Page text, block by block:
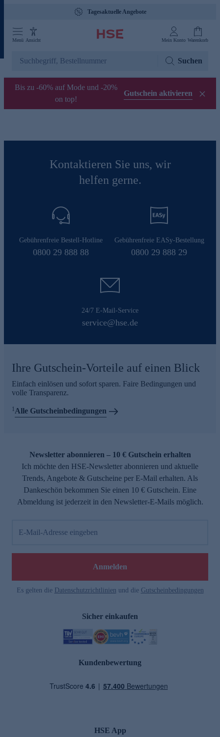
Tagesaktuelle Angebote
Menü Ansicht Mein Konto Warenkorb
Suchen
Bis zu -60% auf Mode und -20%
on top!
Gutschein aktivieren
Kontaktieren Sie uns, wir
helfen gerne.
Gebührenfreie Bestell-Hotline
0800 29 888 88
Gebührenfreie EASy-Bestellung
0800 29 888 29
24/7 E-Mail-Service
service@hse.de
Ihre Gutschein-Vorteile auf einen Blick
Einfach einlösen und sofort sparen. Faire Bedingungen und
volle Transparenz.
1Alle Gutscheinbedingungen
Newsletter abonnieren – 10 € Gutschein erhalten
Ich möchte den HSE-Newsletter abonnieren und aktuelle
Trends, Angebote & Gutscheine per E-Mail erhalten. Als
Dankeschön bekommen Sie einen 10 € Gutschein. Eine
Abmeldung ist jederzeit in den Newsletter-E-Mails möglich.
E-Mail-Adresse eingeben
Anmelden
Es gelten die Datenschutzrichtlinien und die Gutscheinbedingungen
Sicher einkaufen
Kundenbewertung
HSE App